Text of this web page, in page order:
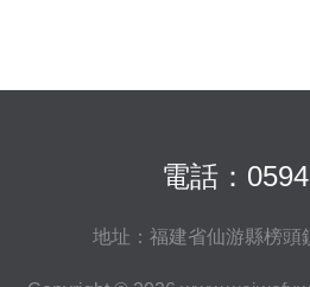
電話：
地址：福建省仙游縣榜頭